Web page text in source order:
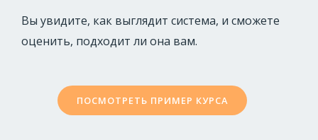
Вы увидите, как выглядит система, и сможете
оценить, подходит ли она вам.
ПОСМОТРЕТЬ ПРИМЕР КУРСА